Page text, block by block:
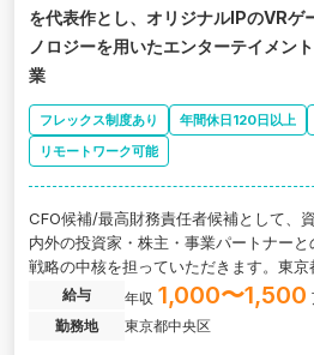
を代表作とし、オリジナルIPのVRゲ
ノロジーを用いたエンターテイメン
業
フレックス制度あり 年間休日120日以上
リモートワーク可能
CFO候補/最高財務責任者候補として、
内外の投資家・株主・事業パートナー
戦略の中核を担っていただきます。東京
を中心にエンターテイメントを手掛ける
給与 年収 1,000〜1,500
勤務地
東京都中央区